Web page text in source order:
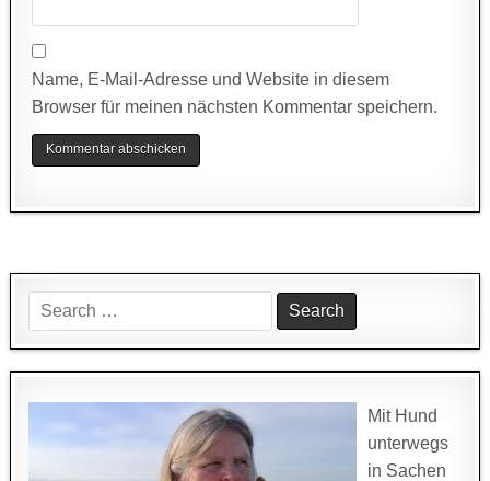
Name, E-Mail-Adresse und Website in diesem
Browser für meinen nächsten Kommentar speichern.
Search
for:
Mit Hund
unterwegs
in Sachen